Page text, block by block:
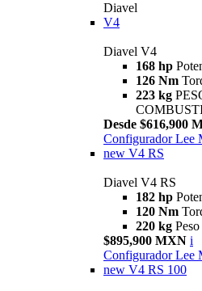
Diavel
V4
Diavel V4
168 hp
126 Nm
223 kg
Desde $616,900
Configurador Lee
new V4 RS
Diavel V4 RS
182 hp
120 Nm
220 kg
$895,900 MXN i
Configurador Lee
new V4 RS 100